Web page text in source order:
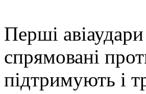
Перші авіаудари
спрямовані
підтримують і